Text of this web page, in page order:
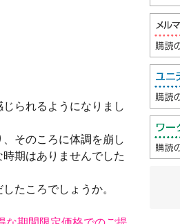
られるようになりまし
そのころに体調を崩し
期はありませんでした
たころでしょうか。